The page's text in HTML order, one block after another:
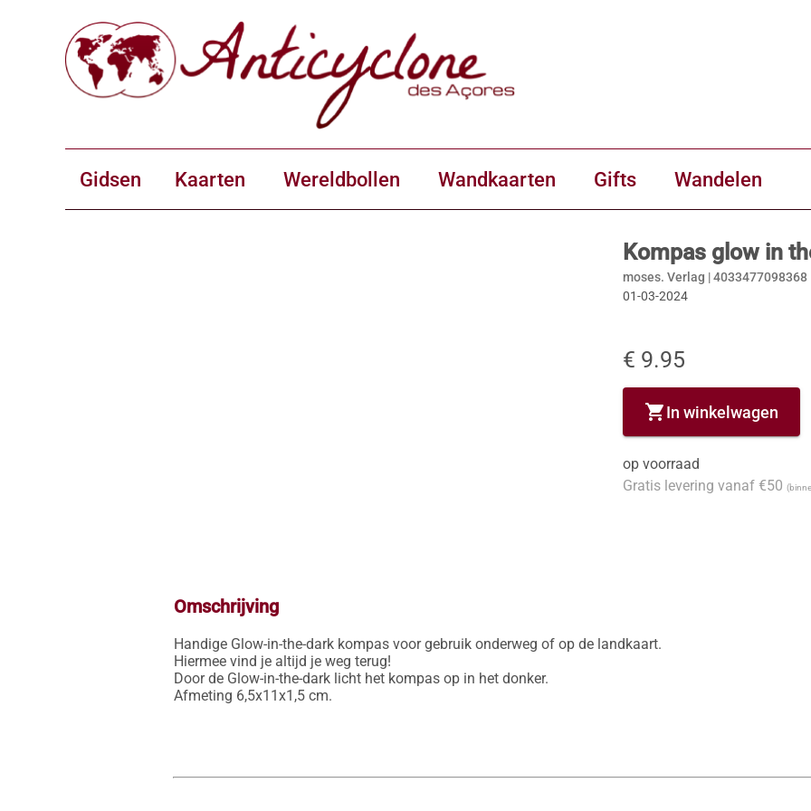
Gidsen Kaarten Wereldbollen Wandkaarten Gifts Wandelen
Kompas glow in
moses. Verlag |4033477098368
01-03-2024
€ 9.95
shopping_cartIn winkelwagen
op voorraad
Gratis levering vanaf €50
Omschrijving
Handige Glow-in-the-dark kompas voor gebruik onderweg of op de landkaart.
Hiermee vind je altijd je weg terug!
Door de Glow-in-the-dark licht het kompas op in het donker.
Afmeting 6,5x11x1,5 cm.